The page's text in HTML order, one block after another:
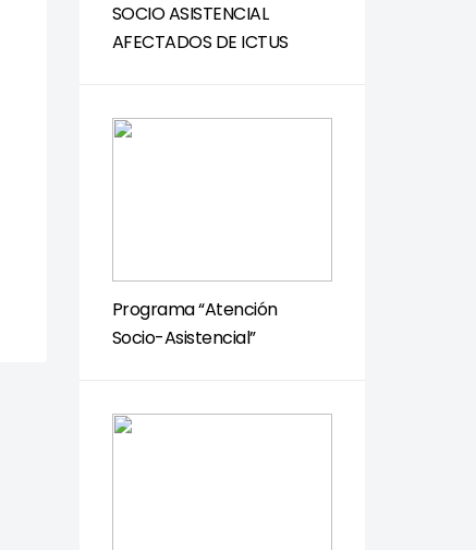
SOCIO ASISTENCIAL
AFECTADOS DE ICTUS
Programa “Atención
Socio-Asistencial”